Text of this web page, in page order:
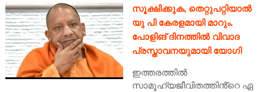
സൂക്ഷിക്കുക, തെറ്റുപറ്റിയാല്‍
യു പി കേരളമായി മാറും.
പോളിങ് ദിനത്തില്‍ വിവാദ
പ്രസ്താവനയുമായി യോഗി
ഇത്തരത്തില്‍
സാമൂഹ്യജീവിതത്തിൻ്റെ ഏ